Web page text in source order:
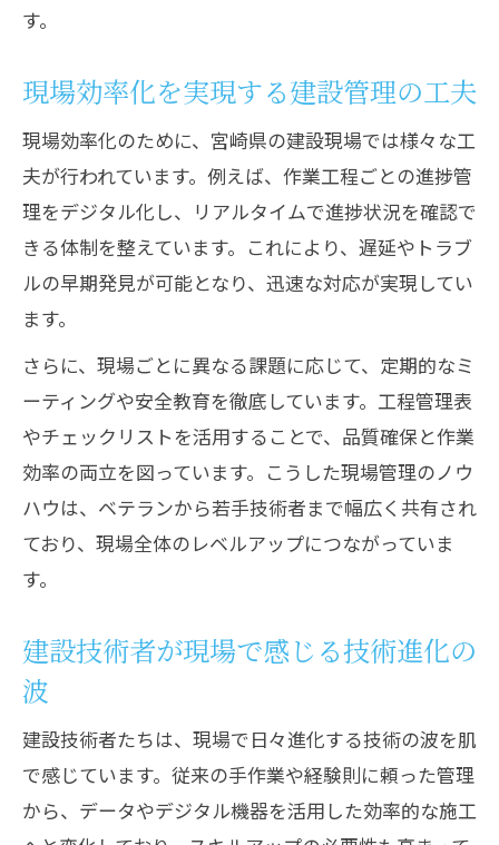
す。
現場効率化を実現する建設管理の工夫
現場効率化のために、宮崎県の建設現場では様々な工
夫が行われています。例えば、作業工程ごとの進捗管
理をデジタル化し、リアルタイムで進捗状況を確認で
きる体制を整えています。これにより、遅延やトラブ
ルの早期発見が可能となり、迅速な対応が実現してい
ます。
さらに、現場ごとに異なる課題に応じて、定期的なミ
ーティングや安全教育を徹底しています。工程管理表
やチェックリストを活用することで、品質確保と作業
効率の両立を図っています。こうした現場管理のノウ
ハウは、ベテランから若手技術者まで幅広く共有され
ており、現場全体のレベルアップにつながっていま
す。
建設技術者が現場で感じる技術進化の
波
建設技術者たちは、現場で日々進化する技術の波を肌
で感じています。従来の手作業や経験則に頼った管理
から、データやデジタル機器を活用した効率的な施工